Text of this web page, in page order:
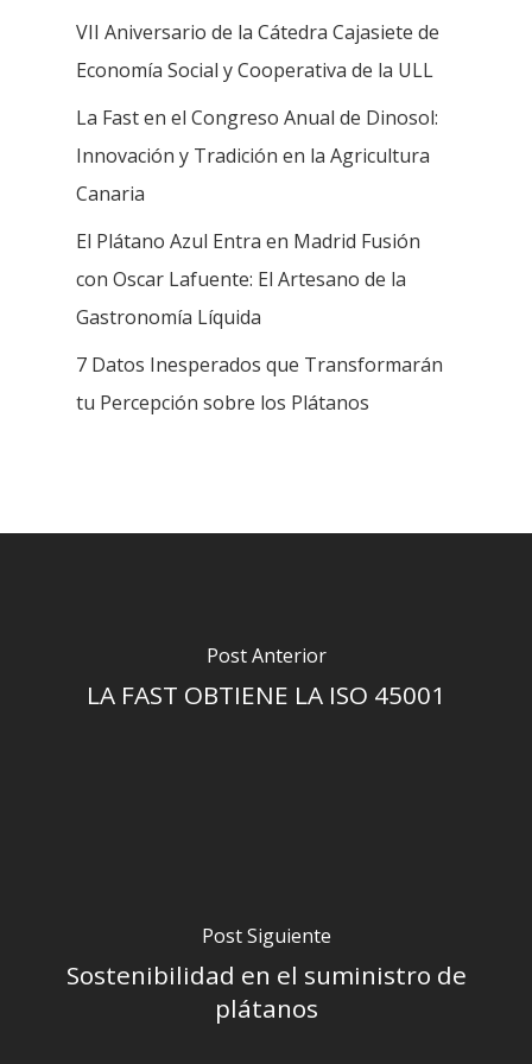
VII Aniversario de la Cátedra Cajasiete de
Economía Social y Cooperativa de la ULL
La Fast en el Congreso Anual de Dinosol:
Innovación y Tradición en la Agricultura
Canaria
El Plátano Azul Entra en Madrid Fusión
con Oscar Lafuente: El Artesano de la
Gastronomía Líquida
7 Datos Inesperados que Transformarán
tu Percepción sobre los Plátanos
Post Anterior
LA FAST OBTIENE LA ISO 45001
Post Siguiente
Sostenibilidad en el suministro de
plátanos